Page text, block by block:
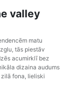
valley
matu
tās piestāv
acumirklī bez
dizaina audums
fona, lieliski